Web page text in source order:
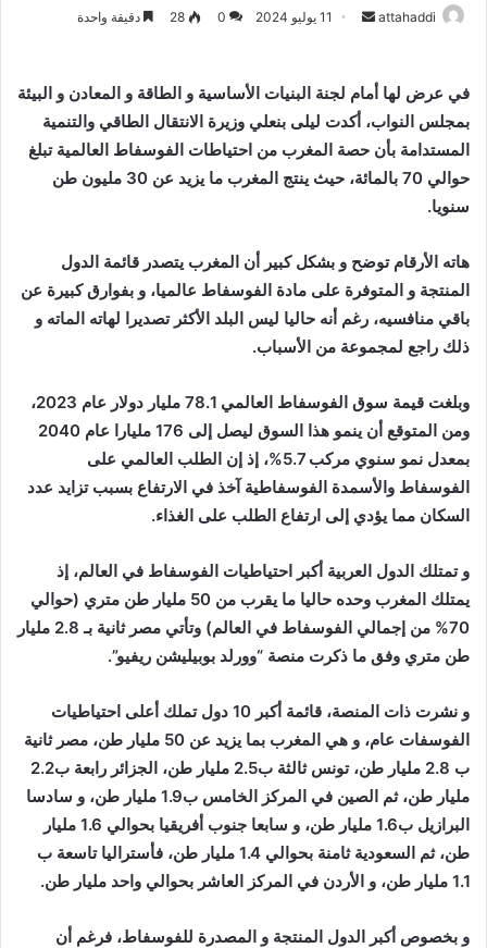
attahaddi
أرسل
11 يوليو 2024 0
28 دقيقة واحدة
في عرض لها أمام لجنة البنيات الأساسية و الطاقة و المعادن و البيئة
بمجلس النواب، أكدت ليلى بنعلي وزيرة الانتقال الطاقي والتنمية
المستدامة بأن حصة المغرب من احتياطات الفوسفاط العالمية تبلغ
حوالي 70 بالمائة، حيث ينتج المغرب ما يزيد عن 30 مليون طن
سنويا.
هاته الأرقام توضح و بشكل كبير أن المغرب يتصدر قائمة الدول
المنتجة و المتوفرة على مادة الفوسفاط عالميا، و بفوارق كبيرة عن
باقي منافسيه، رغم أنه حاليا ليس البلد الأكثر تصديرا لهاته الماته و
ذلك راجع لمجموعة من الأسباب.
وبلغت قيمة سوق الفوسفاط العالمي 78.1 مليار دولار عام 2023،
ومن المتوقع أن ينمو هذا السوق ليصل إلى 176 مليارا عام 2040
بمعدل نمو سنوي مركب 5.7%، إذ إن الطلب العالمي على
الفوسفاط والأسمدة الفوسفاطية آخذ في الارتفاع بسبب تزايد عدد
السكان مما يؤدي إلى ارتفاع الطلب على الغذاء.
و تمتلك الدول العربية أكبر احتياطيات الفوسفاط في العالم، إذ
يمتلك المغرب وحده حاليا ما يقرب من 50 مليار طن متري (حوالي
70% من إجمالي الفوسفاط في العالم) وتأتي مصر ثانية بـ 2.8 مليار
طن متري وفق ما ذكرت منصة “وورلد بوبيليشن ريفيو”.
و نشرت ذات المنصة، قائمة أكبر 10 دول تملك أعلى احتياطيات
الفوسفات عام، و هي المغرب بما يزيد عن 50 مليار طن، مصر ثانية
ب 2.8 مليار طن، تونس ثالثة ب2.5 مليار طن، الجزائر رابعة ب2.2
مليار طن، ثم الصين في المركز الخامس ب1.9 مليار طن، و سادسا
البرازيل ب1.6 مليار طن، و سابعا جنوب أفريقيا بحوالي 1.6 مليار
طن، ثم السعودية ثامنة بحوالي 1.4 مليار طن، فأستراليا تاسعة ب
1.1 مليار طن، و الأردن في المركز العاشر بحوالي واحد مليار طن.
و بخصوص أكبر الدول المنتجة و المصدرة للفوسفاط، فرغم أن